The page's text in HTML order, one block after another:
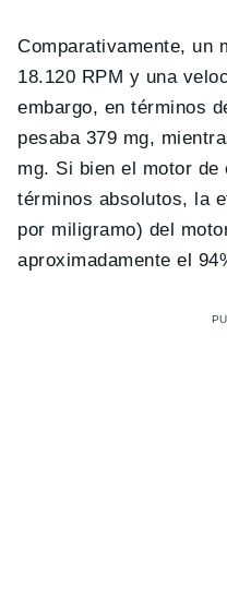
Comparativamente, un
18.120 RPM y una
embargo, en términos
pesaba 379 mg,
mg. Si bien el motor de
términos absolutos, la
por miligramo) del
aproximadamente el